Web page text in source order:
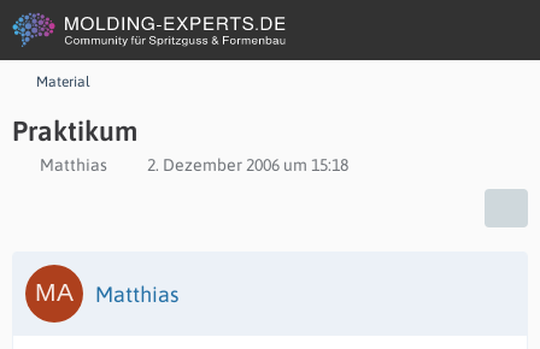
Material
Praktikum
Matthias 2. Dezember 2006 um 15:18
Matthias